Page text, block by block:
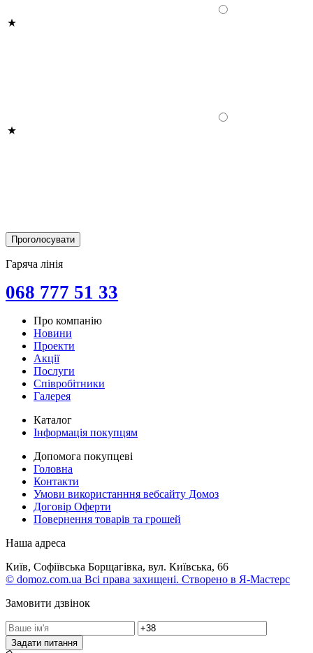
Гаряча лінія
068 777 51 33
Про компанію
Новини
Проекти
Акції
Послуги
Співробітники
Галерея
Каталог
Інформація покупцям
Допомога покупцеві
Головна
Контакти
Умови використанння вебсайту Домоз
Договір Оферти
Повернення товарів та грошей
Наша адреса
Київ, Софіївська Борщагівка, вул. Київська, 66
© domoz.com.ua Всі права захищені. Створено в Я-Мастерс
Замовити дзвінок
Задати питання